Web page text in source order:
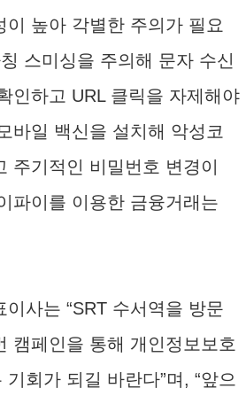
이 높아 각별한 주의가 필요
스미싱을 주의해 문자 수신
인하고 URL 클릭을 자제해야
바일 백신을 설치해 악성코
주기적인 비밀번호 변경이
파이를 이용한 금융거래는
이사는 “SRT 수서역을 방문
캠페인을 통해 개인정보보호
회가 되길 바란다”며, “앞으